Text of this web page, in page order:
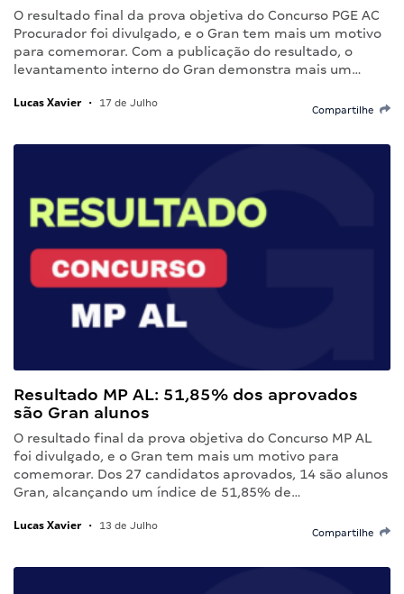
O resultado final da prova objetiva do Concurso PGE AC
Procurador foi divulgado, e o Gran tem mais um motivo
para comemorar. Com a publicação do resultado, o
levantamento interno do Gran demonstra mais um…
Lucas Xavier • 17 de Julho
Compartilhe
Resultado MP AL: 51,85% dos aprovados
são Gran alunos
O resultado final da prova objetiva do Concurso MP AL
foi divulgado, e o Gran tem mais um motivo para
comemorar. Dos 27 candidatos aprovados, 14 são alunos
Gran, alcançando um índice de 51,85% de…
Lucas Xavier • 13 de Julho
Compartilhe